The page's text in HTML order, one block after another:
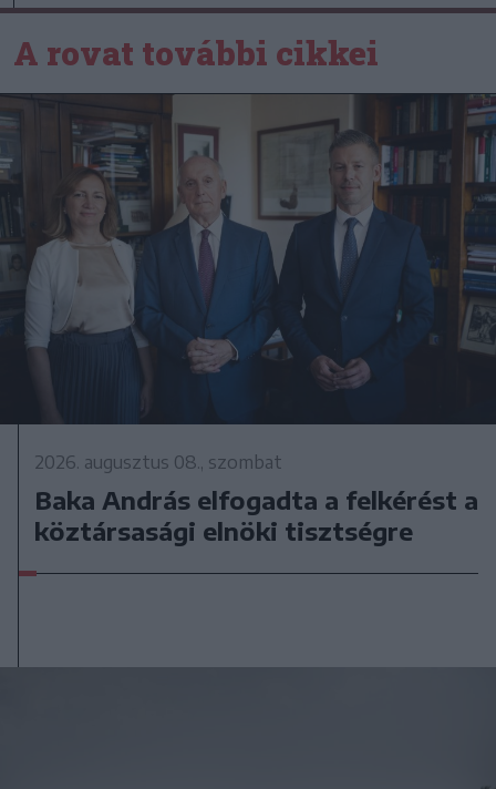
A rovat további cikkei
2026. augusztus 08., szombat
Baka András elfogadta a felkérést a
köztársasági elnöki tisztségre